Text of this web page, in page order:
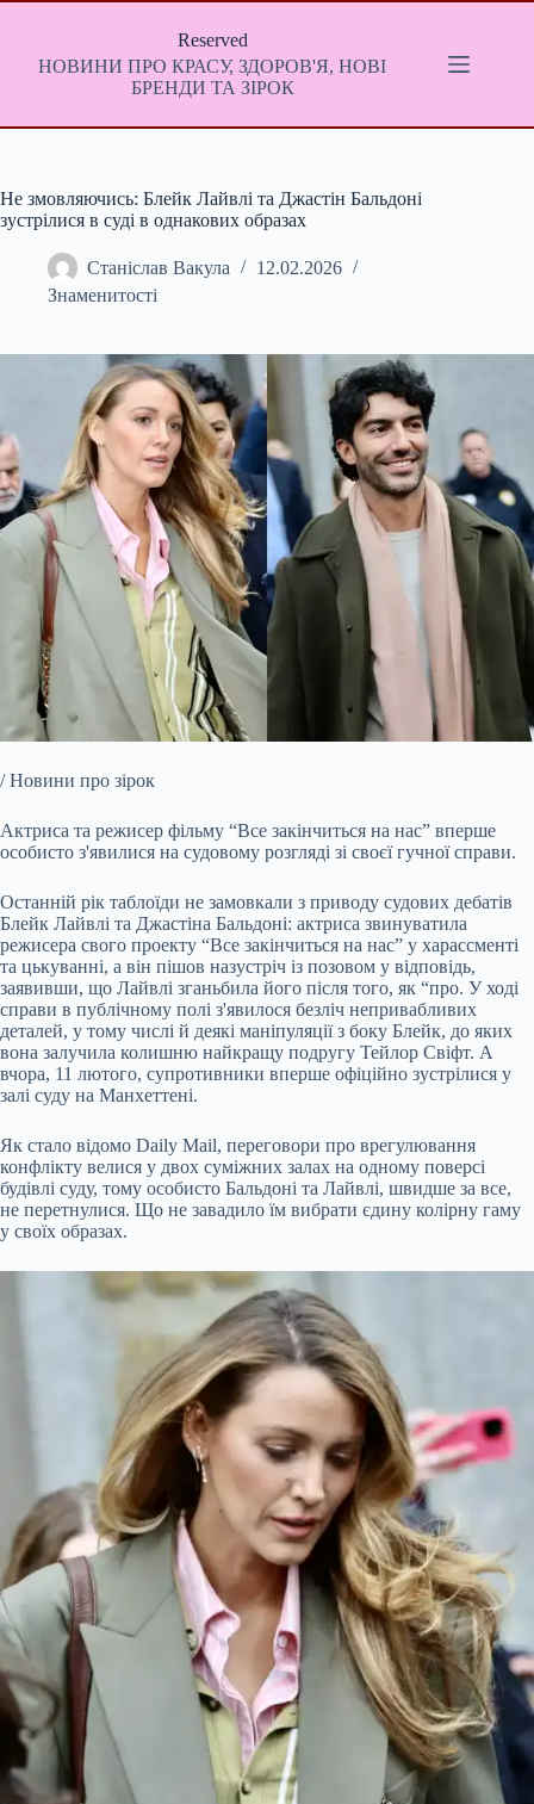
Перейти
Reserved
НОВИНИ ПРО КРАСУ, ЗДОРОВ'Я, НОВІ
БРЕНДИ ТА ЗІРОК
Не змовляючись: Блейк Лайвлі та Джастін Бальдоні
зустрілися в суді в однакових образах
Станіслав Вакула
12.02.2026
Знаменитості
/ Новини про зірок
Актриса та режисер фільму “Все закінчиться на нас” вперше
особисто з'явилися на судовому розгляді зі своєї гучної справи.
Останній рік таблоїди не замовкали з приводу судових дебатів
Блейк Лайвлі та Джастіна Бальдоні: актриса звинуватила
режисера свого проекту “Все закінчиться на нас” у харассменті
та цькуванні, а він пішов назустріч із позовом у відповідь,
заявивши, що Лайвлі зганьбила його після того, як “про. У ході
справи в публічному полі з'явилося безліч непривабливих
деталей, у тому числі й деякі маніпуляції з боку Блейк, до яких
вона залучила колишню найкращу подругу Тейлор Свіфт. А
вчора, 11 лютого, супротивники вперше офіційно зустрілися у
залі суду на Манхеттені.
Як стало відомо Daily Mail, переговори про врегулювання
конфлікту велися у двох суміжних залах на одному поверсі
будівлі суду, тому особисто Бальдоні та Лайвлі, швидше за все,
не перетнулися. Що не завадило їм вибрати єдину колірну гаму
у своїх образах.